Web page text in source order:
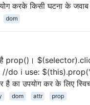
करके किसी घटना के
dom
है prop()।
do i use:
है का उपयोग कर के लिए
dom attr prop